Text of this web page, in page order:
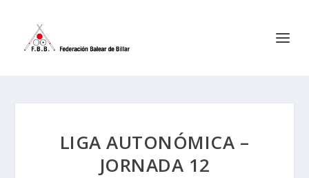
LIGA AUTONÓMICA –
JORNADA 12